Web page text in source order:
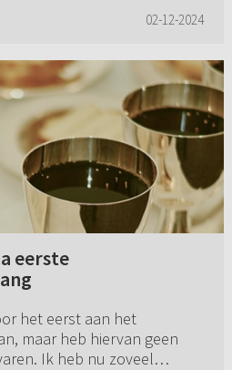
02-12-2024
eerste
het eerst aan het
maar heb hiervan geen
Ik heb nu zoveel